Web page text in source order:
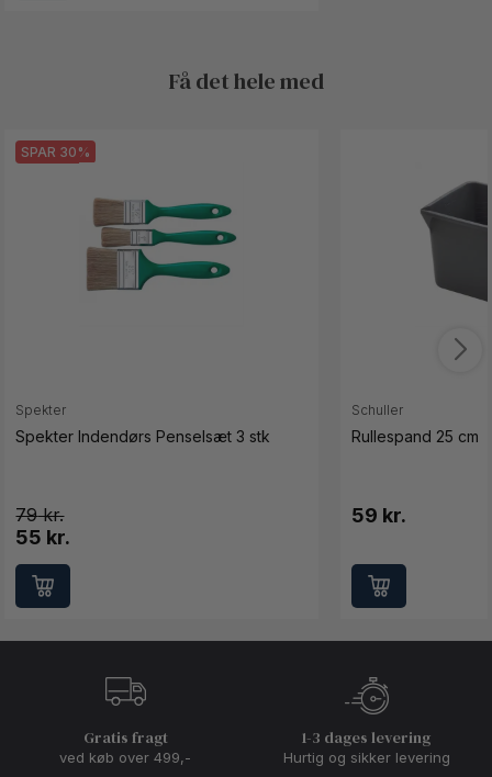
Få det hele med
SPAR 30%
Spekter
Spekter Indendørs Penselsæt 3 stk
79
55 kr.
Schuller
Rullespand 25 cm
59 kr.
Gratis fragt
ved køb over 499,-
1-3 dages levering
Hurtig og sikker levering